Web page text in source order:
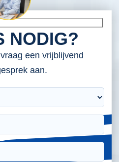
NODIG?
een vrijblijvend
aan.